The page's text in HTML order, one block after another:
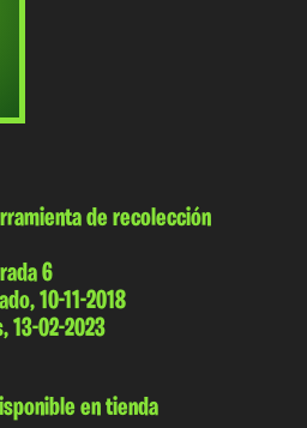
de recolección
6
10-11-2018
13-02-2023
en tienda